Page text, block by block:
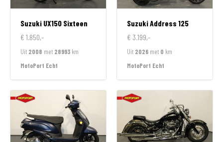
Suzuki UX150 Sixteen
€ 1.850,-
Uit 2008 met 28993 km
MotoPort Echt
SuzukiAddress 125
€ 3.199,-
Uit 2026 met 0 km
MotoPort Echt